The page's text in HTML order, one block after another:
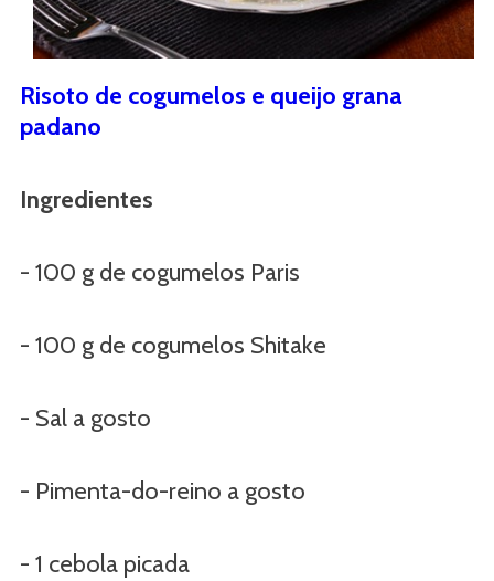
Risoto de cogumelos e queijo grana
padano
Ingredientes
- 100 g de cogumelos Paris
- 100 g de cogumelos Shitake
- Sal a gosto
- Pimenta-do-reino a gosto
- 1 cebola picada